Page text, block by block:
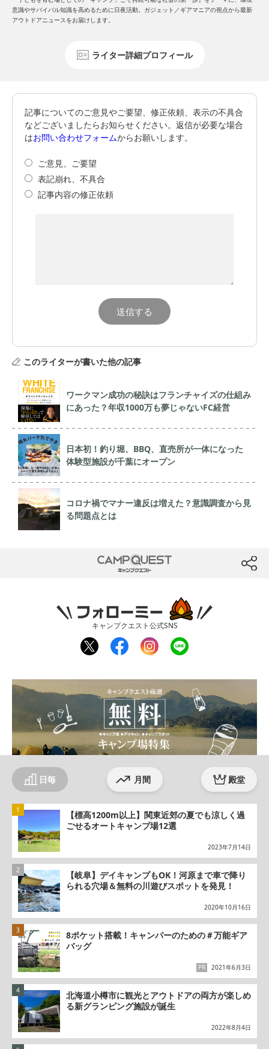
意識やサバイバル知識を高めるために日夜活動。ガジェット／ギアマニアの視点から最新
アウトドアニュースをお届けします。
ライター詳細プロフィール
記事についてのご意見やご要望、修正依頼、表示の不具合
などございましたらお知らせください。返信が必要な場合
はお問い合わせフォームからお願いします。
ご意見、ご要望
表記崩れ、不具合
記事内容の修正依頼
このライターが書いた他の記事
ワークマン成功の秘訣はフランチャイズの仕組み
にあった？年収1000万も夢じゃないFC経営
日本初！釣り堀、BBQ、直売所が一体になった
体験型施設が千葉にオープン
コロナ禍でマナー違反は増えた？意識調査から見
る問題点とは
btn
CAMP QUEST
フォローミー
キャンプクエスト公式SNS
twit
ter
fac
ebo
inst
agr
line
日毎 月間 殿堂
【標高1200m以上】関東近郊の夏でも涼しく過
ごせるオートキャンプ場12選
2023年7月14日
【岐阜】デイキャンプもOK！河原まで車で降り
られる穴場＆無料の川遊びスポットを発見！
2020年10月16日
8ポケット搭載！キャンパーのための＃万能ギア
バッグ
2021年6月3日
PR
北海道小樽市に観光とアウトドアの両方が楽しめ
る新グランピング施設が誕生
2022年8月4日